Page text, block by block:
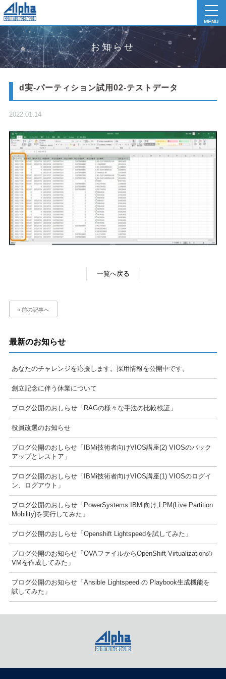
MENU
お知らせ
d実-パーティション試用02-テストデータ
2022.01.14
一覧へ戻る
« 前の記事へ
最新のお知らせ
あなたのチャレンジを応援します。採用情報を公開中です。
創立記念に伴う休業について
ブログ公開のおしらせ「RAGの様々な手法の比較検証」
役員改選のお知らせ
ブログ公開のおしらせ「IBMi技術者向けVIOS講座(2) VIOSのバック
アップとレストア」
ブログ公開のおしらせ「IBMi技術者向けVIOS講座(1) VIOSのログイ
ン、ログアウト」
ブログ公開のおしらせ「PowerSystems IBMi向け,LPM(Live Partition
Mobility)を実行してみた」
ブログ公開のおしらせ「Openshift Lightspeedを試してみた」
ブログ公開のお知らせ「OVAファイルからOpenShift Virtualizationの
VMを作成してみた」
ブログ公開のお知らせ「Ansible Lightspeed の Playbook生成機能を
試してみた」